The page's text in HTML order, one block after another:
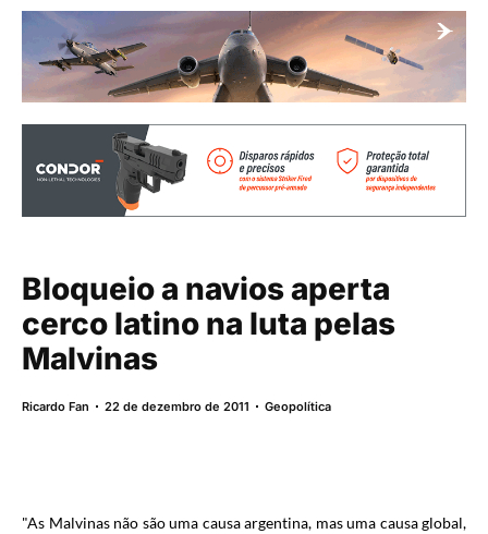
Bloqueio a navios aperta
cerco latino na luta pelas
Malvinas
Ricardo Fan 22 de dezembro de 2011 Geopolítica
"As Malvinas não são uma causa argentina, mas uma causa global,